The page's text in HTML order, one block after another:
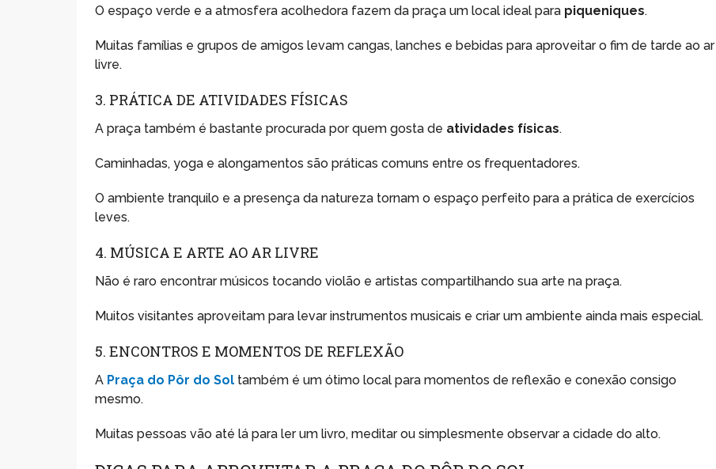
O espaço verde e a atmosfera acolhedora fazem da praça um local ideal para piqueniques.
Muitas famílias e grupos de amigos levam cangas, lanches e bebidas para aproveitar o fim de tarde ao ar
livre.
3. PRÁTICA DE ATIVIDADES FÍSICAS
A praça também é bastante procurada por quem gosta de atividades físicas.
Caminhadas, yoga e alongamentos são práticas comuns entre os frequentadores.
O ambiente tranquilo e a presença da natureza tornam o espaço perfeito para a prática de exercícios
leves.
4. MÚSICA E ARTE AO AR LIVRE
Não é raro encontrar músicos tocando violão e artistas compartilhando sua arte na praça.
Muitos visitantes aproveitam para levar instrumentos musicais e criar um ambiente ainda mais especial.
5. ENCONTROS E MOMENTOS DE REFLEXÃO
A Praça do Pôr do Sol também é um ótimo local para momentos de reflexão e conexão consigo
mesmo.
Muitas pessoas vão até lá para ler um livro, meditar ou simplesmente observar a cidade do alto.